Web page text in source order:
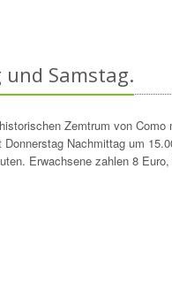
Samstag.
Zemtrum von Como
Nachmittag um
Erwachsene zahlen 8